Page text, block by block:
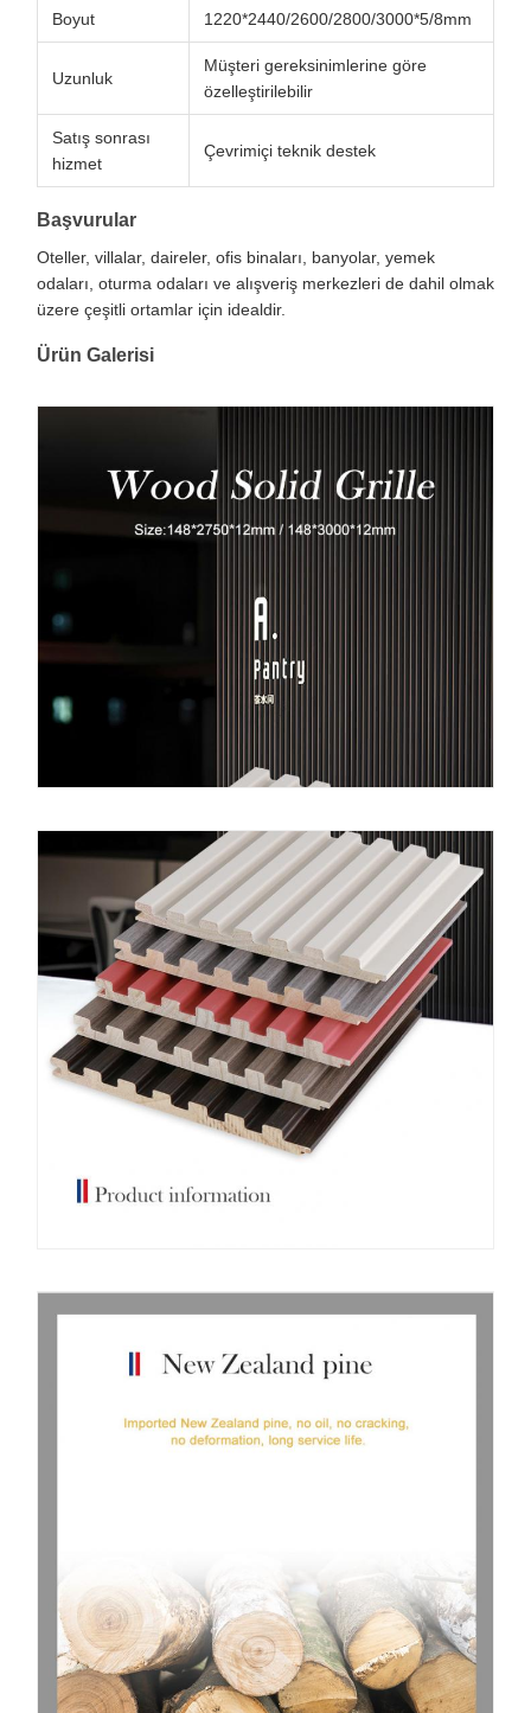
Boyut 1220*2440/2600/2800/3000*5/8mm
Uzunluk
Müşteri gereksinimlerine göre
özelleştirilebilir
Satış sonrası
hizmet
Çevrimiçi teknik destek
Başvurular
Oteller, villalar, daireler, ofis binaları, banyolar, yemek
odaları, oturma odaları ve alışveriş merkezleri de dahil olmak
üzere çeşitli ortamlar için idealdir.
Ürün Galerisi